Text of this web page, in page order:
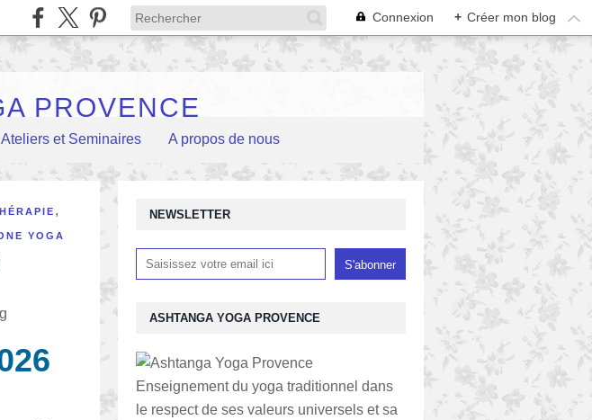
Connexion + Créer mon blog
PROVENCE
Ateliers et Seminaires A propos de nous
,
YOGA
NEWSLETTER
ASHTANGA YOGA PROVENCE
Enseignement du yoga traditionnel dans
le respect de ses valeurs universels et sa